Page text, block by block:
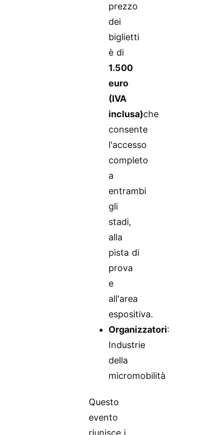
prezzo
dei
biglietti
è di
1.500
euro
(IVA
inclusa)che
consente
l'accesso
completo
a
entrambi
gli
stadi,
alla
pista di
prova
e
all'area
espositiva.
Organizzatori:
Industrie
della
micromobilità
Questo
evento
riunisce i